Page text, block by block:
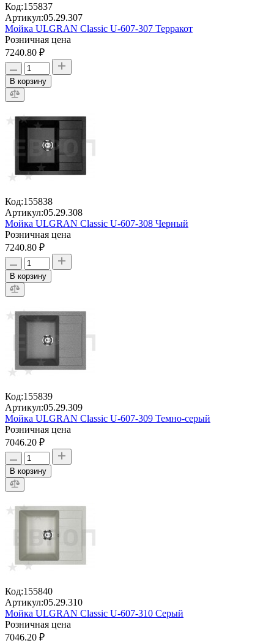
Код:155837
Артикул:05.29.307
Мойка ULGRAN Classic U-607-307 Терракот
Розничная цена
7240.80 ₽
В корзину
Код:155838
Артикул:05.29.308
Мойка ULGRAN Classic U-607-308 Черный
Розничная цена
7240.80 ₽
В корзину
Код:155839
Артикул:05.29.309
Мойка ULGRAN Classic U-607-309 Темно-серый
Розничная цена
7046.20 ₽
В корзину
Код:155840
Артикул:05.29.310
Мойка ULGRAN Classic U-607-310 Серый
Розничная цена
7046.20 ₽